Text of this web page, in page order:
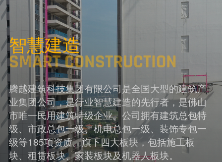
智慧建造
SMART CONSTRUCTION
腾越建筑科技集团有限公司是全国大型的建筑产
业集团公司，是行业智慧建造的先行者，是佛山
市唯一民用建筑特级企业。公司拥有建筑总包特
级、市政总包一级、机电总包一级、装饰专包一
级等185项资质。旗下四大板块，包括施工板
块、租赁板块、家装板块及机器人板块。